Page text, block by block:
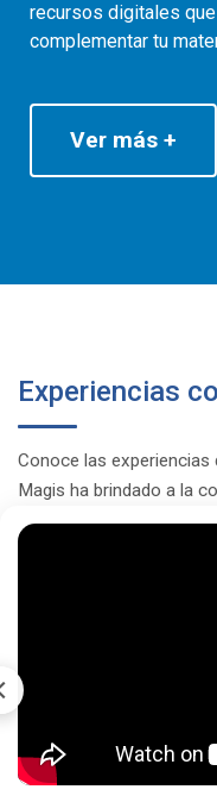
recursos digitales
complementar tu
Ver más +
Experiencias
Conoce las
Magis ha brindado a la